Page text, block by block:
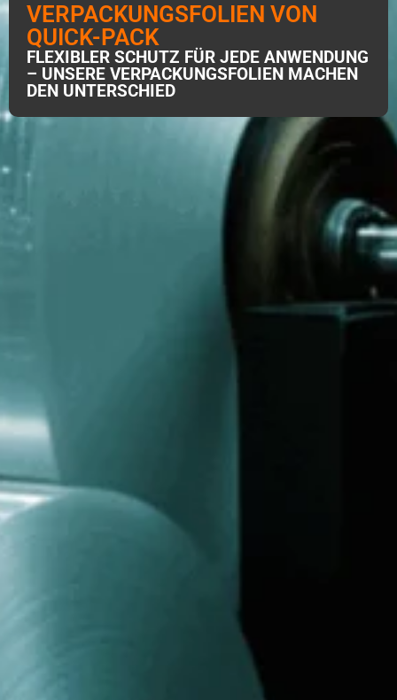
VERPACKUNGSFOLIEN VON
QUICK-PACK
FLEXIBLER SCHUTZ FÜR JEDE ANWENDUNG
– UNSERE VERPACKUNGSFOLIEN MACHEN
DEN UNTERSCHIED